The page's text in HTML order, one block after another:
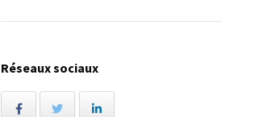
Réseaux sociaux